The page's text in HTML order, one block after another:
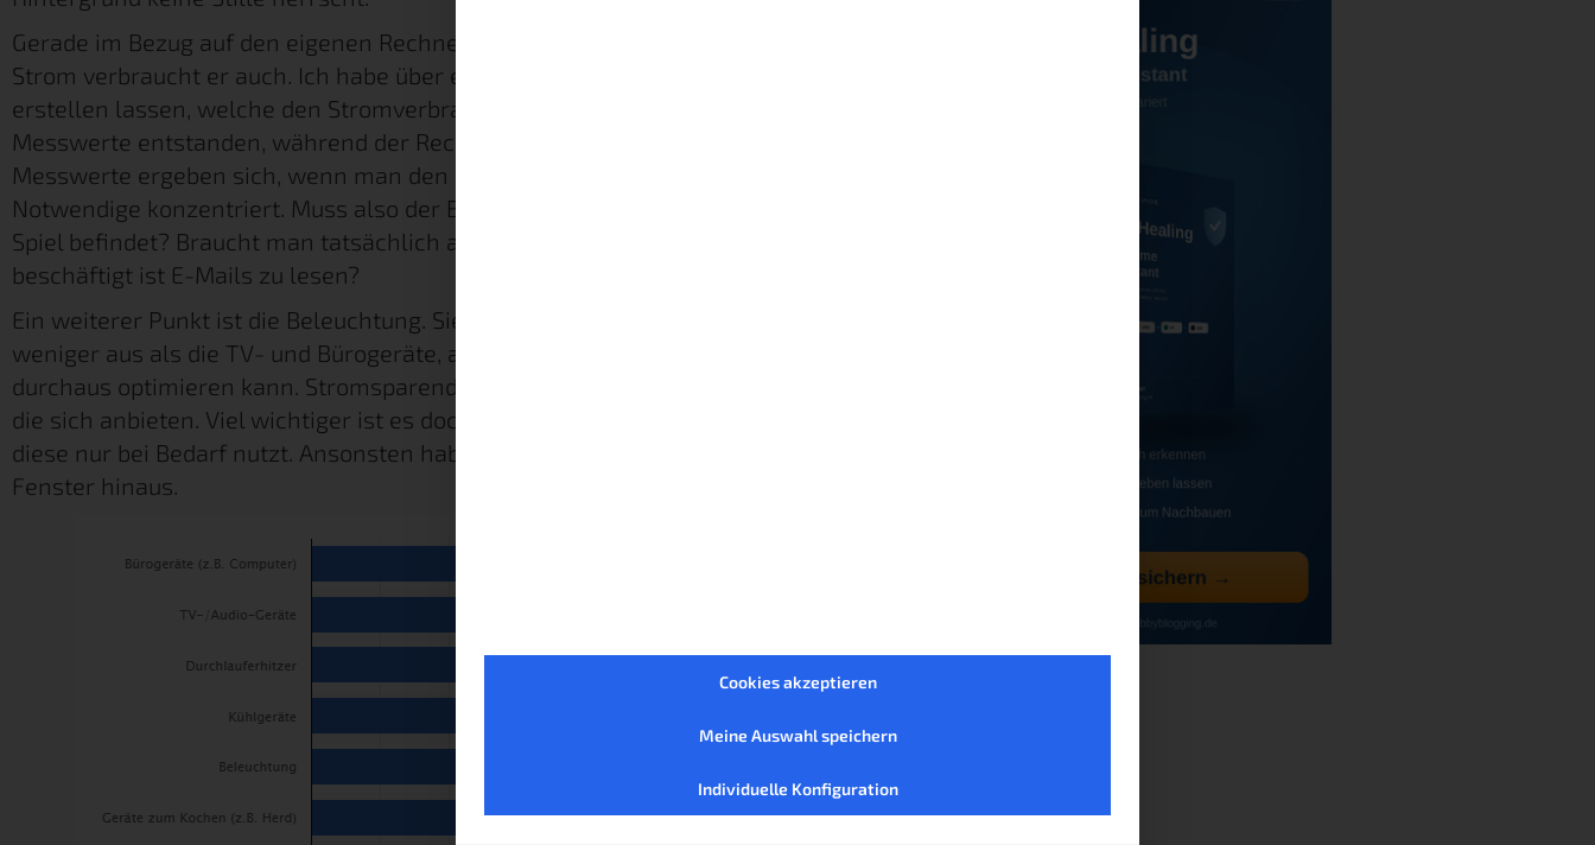
Gerade im Bezug auf den eigenen Rechner gilt, je mehr du ihn auslastest, desto mehr
Strom verbraucht er auch. Ich habe über einen kurzen Zeitraum bereits Grafiken
erstellen lassen, welche den Stromverbrauch eines Rechners zeigen. Die hohen
Messwerte entstanden, während der Rechner stark ausgelastet war. Niedrigere
Messwerte ergeben sich, wenn man den Computer nur wenig auslastet und sich auf das
Notwendige konzentriert. Muss also der Browser geöffnet sein, während man sich im
Spiel befindet? Braucht man tatsächlich alle Programme, während man doch nur damit
beschäftigt ist E-Mails zu lesen?
Ein weiterer Punkt ist die Beleuchtung. Sie macht zwar am Gesamtverbrauch deutlich
weniger aus als die TV- und Bürogeräte, allerdings sind 9,7 Prozent ein Wert, den man
durchaus optimieren kann. Stromsparende LEDs sind dabei nur eine der Möglichkeiten,
die sich anbieten. Viel wichtiger ist es doch, dass man Beleuchtung gezielt einsetzt und
diese nur bei Bedarf nutzt. Ansonsten haben wir nichts davon und werfen nur Geld zum
Fenster hinaus.
Cookies akzeptieren
Meine Auswahl speichern
Individuelle Konfiguration